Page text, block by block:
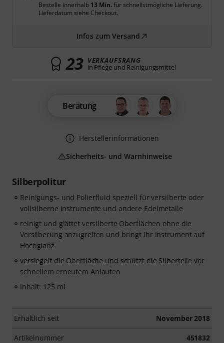
Silberpolitur
Reinigungs- und Polierfluid speziell für versilberte oder
vollsilberne Instrumente und andere Edelmetalle
reinigt und glättet versilberte Oberflächen ohne die
Versilberung anzugreifen und bringt Ihr Instrument auf
Hochglanz
versiegelt die Oberfläche und schützt die Silberteile vor
schnellem erneutem Anlaufen
Inhalt: 125 ml
Erhältlich seit November 2018
Artikelnummer 451832
Bestelle innerhalb 13 Min.für schnellstmögliche Lieferung.
Lieferdatum siehe Checkout.
Infos zum Versand
23 VERKAUFSRANG
in Pflege und Reinigungsmittel
Beratung
Herstellerinformationen
Sicherheits- und Warnhinweise